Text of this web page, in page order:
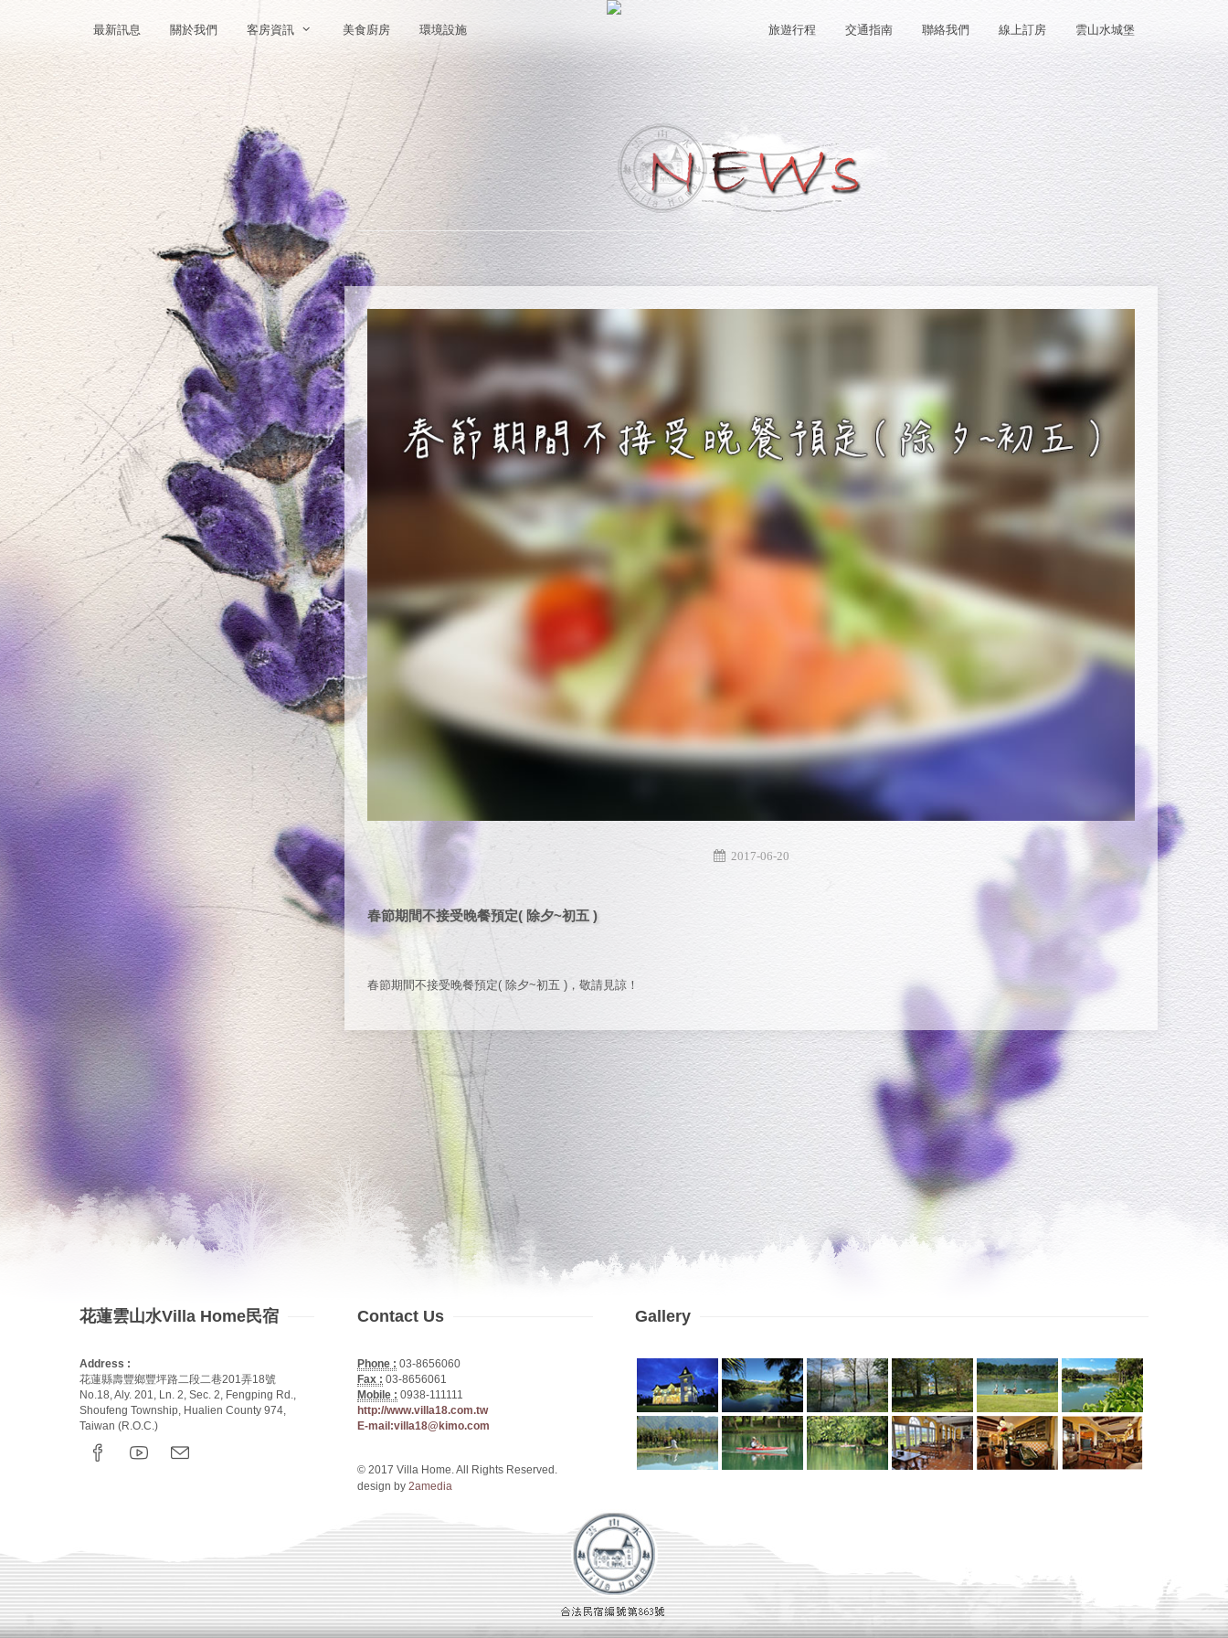
最新訊息 關於我們 客房資訊 美食廚房 環境設施 旅遊行程 交通指南 聯絡我們 線上訂房 雲山水城堡
2017-06-20
春節期間不接受晚餐預定( 除夕~初五 )
春節期間不接受晚餐預定( 除夕~初五 )，敬請見諒！
花蓮雲山水Villa Home民宿
Address :
花蓮縣壽豐鄉豐坪路二段二巷201弄18號
No.18, Aly. 201, Ln. 2, Sec. 2, Fengping Rd.,
Shoufeng Township, Hualien County 974,
Taiwan (R.O.C.)
Contact Us
Phone : 03-8656060
Fax : 03-8656061
Mobile : 0938-111111
http://www.villa18.com.tw
E-mail:villa18@kimo.com
© 2017 Villa Home. All Rights Reserved.
design by2amedia
Gallery